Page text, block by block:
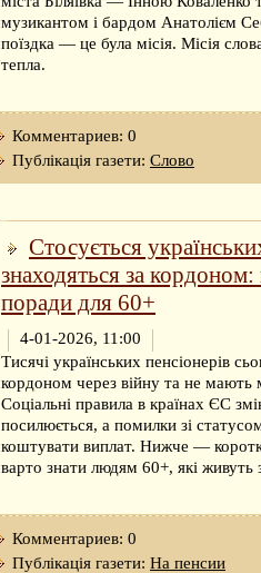
музикантом і бардом Анатолієм
поїздка — це була місія. Місія
тепла.
Комментариев: 0
Публікація газети: Слово
Стосується
знаходяться за
поради для 60+
4-01-2026, 11:00
Тисячі українських пенсіонерів
кордоном через війну та не мають
Соціальні правила в країнах ЄС
посилюється, а помилки зі
коштувати виплат. Нижче —
варто знати людям 60+, які
Комментариев: 0
Публікація газети: На пенсии